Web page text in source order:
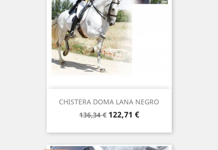
CHISTERA DOMA LANA NEGRO
Precio
136,34 € Precio
122,71 €